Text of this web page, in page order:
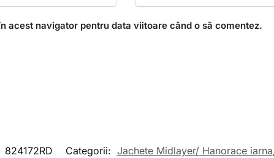
acest navigator pentru data viitoare când o să comentez.
824172RD Categorii: Jachete Midlayer/ Hanorace iarna